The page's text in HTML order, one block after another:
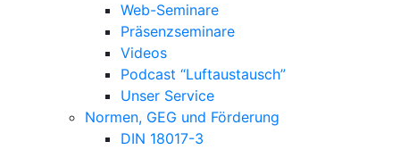
Web-Seminare
Präsenzseminare
Videos
Podcast “Luftaustausch”
Unser Service
Normen, GEG und Förderung
DIN 18017-3